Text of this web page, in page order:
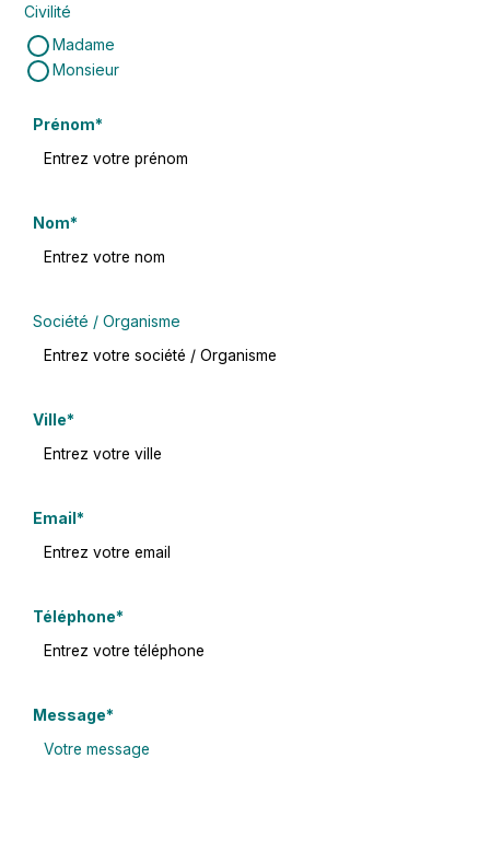
Civilité
Madame
Monsieur
Champ
Prénom*
Champ
Nom*
Société / Organisme
Champ
Ville*
Champ
Email*
Champ
Téléphone*
Champ
Message*